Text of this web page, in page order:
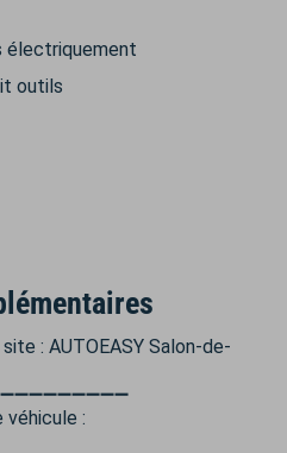
électriquement
outils
: AUTOEASY Salon-de-
véhicule :